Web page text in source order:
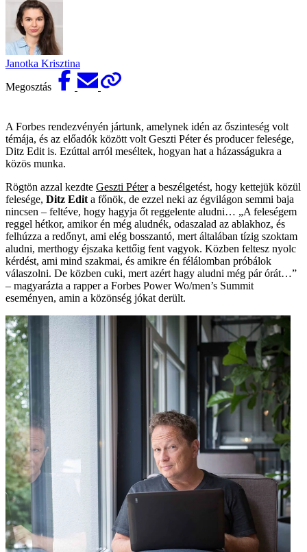
Janotka Krisztina
Megosztás
A Forbes rendezvényén jártunk, amelynek idén az őszinteség volt
témája, és az előadók között volt Geszti Péter és producer felesége,
Ditz Edit is. Ezúttal arról meséltek, hogyan hat a házasságukra a
közös munka.
Rögtön azzal ­kezdte Geszti Pétera beszélgetést, hogy kettejük közül
felesége, Ditz Edit a főnök, de ezzel neki az égvilágon semmi baja
nincsen – feltéve, hogy hagyja őt reggelente aludni… „A feleségem
reggel hétkor, amikor én még aludnék, odaszalad az ­ablakhoz, és
felhúzza a redőnyt, ami elég bosszantó, mert általában tízig szoktam
aludni, merthogy éjszaka kettőig fent vagyok. Közben feltesz nyolc
kérdést, ami mind szakmai, és amikre én félálomban próbálok
válaszolni. De közben cuki, mert azért hagy aludni még pár órát…”
– magyarázta a rapper a ­Forbes Power Wo/men’s Summit
eseményen, amin a közönség jókat derült.